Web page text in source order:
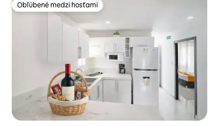
Obľúbené medzi hosťami
Obľúbené medzi hosťami